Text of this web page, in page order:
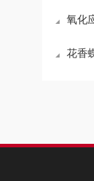
氧化应激分
花香蝶